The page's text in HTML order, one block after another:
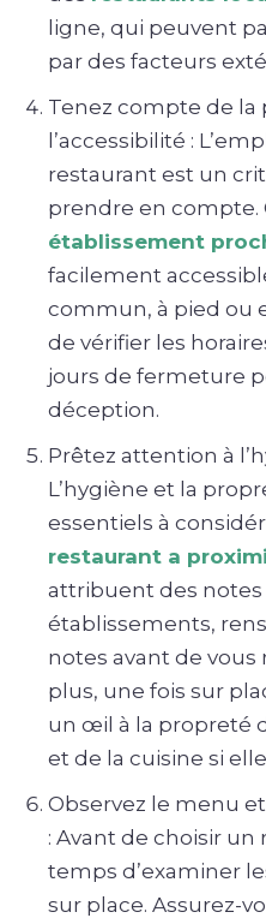
ligne, qui peuvent
par des facteurs
Tenez compte de la
l’accessibilité :
restaurant est un
prendre en compte.
établissement
facilement
commun, à pied ou
de vérifier les
jours de fermeture
déception.
Prêtez attention à
L’hygiène et la
essentiels à
restaurant a
attribuent des notes
établissements,
notes avant de vous
plus, une fois sur
un œil à la propreté
et de la cuisine si
Observez le menu
: Avant de choisir
temps d’examiner
sur place. Assurez-